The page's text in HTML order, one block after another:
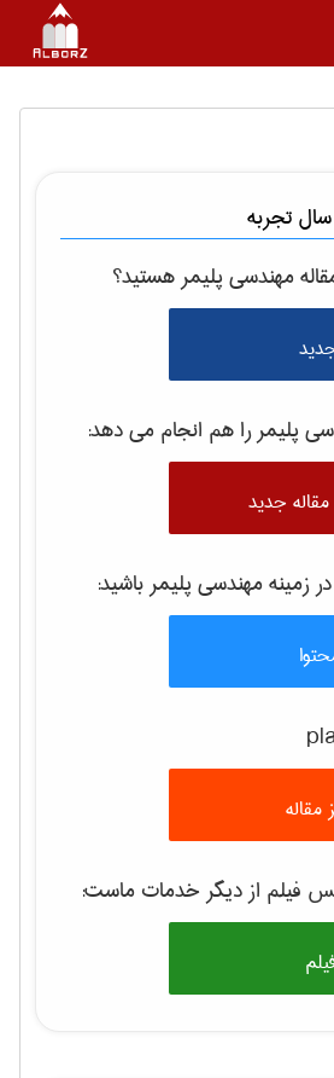
سال تجربه
مهندسی پليمرهستید؟
پليمررا هم انجام می دهد:
جدید
زمینهمهندسی پليمرباشید:
مقاله
فیلم از دیگر خدمات ماست: